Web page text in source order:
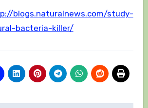
blogs.naturalnews.com/study-
bacteria-killer/